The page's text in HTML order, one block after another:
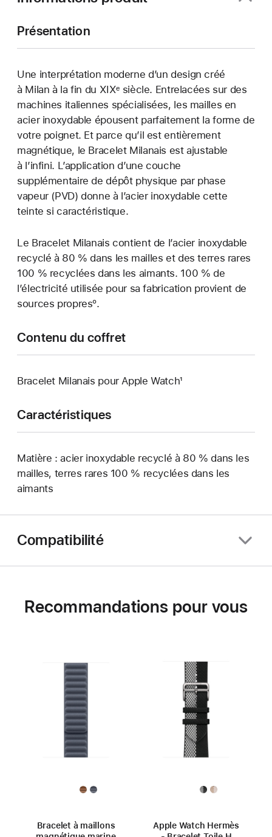
Présentation
Une interprétation moderne d’un design créé
à Milan à la fin du XIXᵉ siècle. Entrelacées sur des
machines italiennes spécialisées, les mailles en
acier inoxydable épousent parfaitement la forme de
votre poignet. Et parce qu’il est entièrement
magnétique, le Bracelet Milanais est ajustable
à l’infini. L’application d’une couche
supplémentaire de dépôt physique par phase
vapeur (PVD) donne à l’acier inoxydable cette
teinte si caractéristique.
Le Bracelet Milanais contient de l’acier inoxydable
recyclé à 80 % dans les mailles et des terres rares
100 % recyclées dans les aimants. 100 % de
l’électricité utilisée pour sa fabrication provient de
sources propresº.
Contenu du coffret
Bracelet Milanais pour Apple Watch¹
Caractéristiques
Matière : acier inoxydable recyclé à 80 % dans les
mailles, terres rares 100 % recyclées dans les
aimants
Compatibilité
Recommandations pour vous
Bracelet à maillons
Apple Watch Hermès